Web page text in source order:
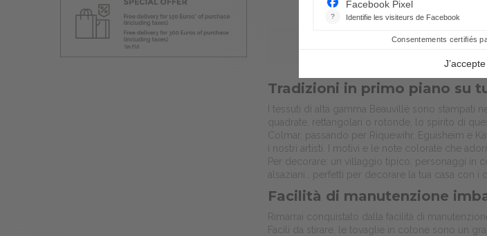
Quadrato (65 x 65 cm)(1)
Tradizioni in primo piano su
I tessuti di alta gamma Beauvillé sono stampati
quadrate, rettangolari o rotonde, lo spirito di
Colmar, passando per Riquewihr, Eguisheim e
i nostri artisti. I motivi e le note colorate che
Per decorare: un villaggio tipico, personaggi in
alsaziani… perfetti per decorare la tua casa con i
Facilità di manutenzione
Rimarrai conquistato dalla facilità di
Facili da stirare, le tovaglie in cotone sono un